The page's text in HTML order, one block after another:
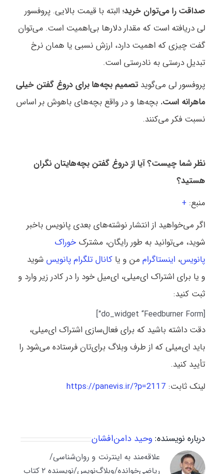
صداقت را می‌توان خرید؛ البته با قیمت بالایی. پروفسور
لی دریافته است که مقدار دلارها بی‌اهمیت است. می‌توان
گفت چیزی که اهمیت دارد، ارزش نسبی یا همان نرخ
تبدیل درستی به نادرستی است.
پروفسور لی می‌گوید تصمیم بچه‌ها برای دروغ گفتن خیلی
ماهرانه است. بچه‌ها و در واقع بچه‌های باهوش بر اساس
نسبت فکر می‌کنند.
نظر شما چیست؟ آیا از دروغ گفتن بچه‌هایتان نگران
هستید؟
منبع: +
اگر می‌خواهید از انتشار نوشته‌های بعدی پانویس باخبر
شوید، می‌توانید به طور رایگان، مشترک خوراک
پانویس، اینستاگرام من و یا کانال تلگرام پانویس شوید
و یا برای اشتراک ای‌میلی، ای‌میل خود را در کادر زیر وارد و
ثبت کنید:
[do_widget “Feedburner Form”]
دقت داشته باشید که برای فعال‌سازی اشتراک ای‌میلی،
باید ای‌میلی که از طرف وبلاگ برای‌تان فرستاده می‌شود را
تأیید کنید.
لینک ثابت: https://panevis.ir/?p=2117
درباره نویسنده: وحید دامن‌افشان
علاقه‌مند به اینترنت و روان‌شناسی/
ریاضی‌خوانده/وبلاگ‌نویس/نویسنده ۲ کتاب